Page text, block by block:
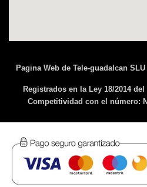
Pagina Web de Tele-guadalcan
Registrados en la Ley 18/2014
Competitividad con el número: